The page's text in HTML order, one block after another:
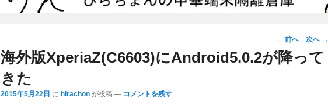
投
稿
ナ
← 前へ 次へ →
海外版XperiaZ(C6603)にAndroid5.0.2が降って
きた
2015年5月22日 に hirachon が投稿 — コメントを残す